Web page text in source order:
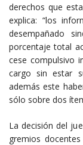
derechos que
explica: “los
desempañado
porcentaje total
cese compulsivo
cargo sin estar
además este
sólo sobre dos
La decisión del
gremios